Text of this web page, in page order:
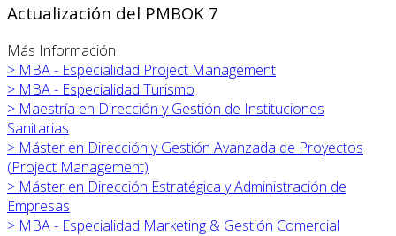
Actualización del PMBOK 7
Más Información
> MBA - Especialidad Project Management
> MBA - Especialidad Turismo
> Maestría en Dirección y Gestión de Instituciones
Sanitarias
> Máster en Dirección y Gestión Avanzada de Proyectos
(Project Management)
> Máster en Dirección Estratégica y Administración de
Empresas
> MBA - Especialidad Marketing & Gestión Comercial